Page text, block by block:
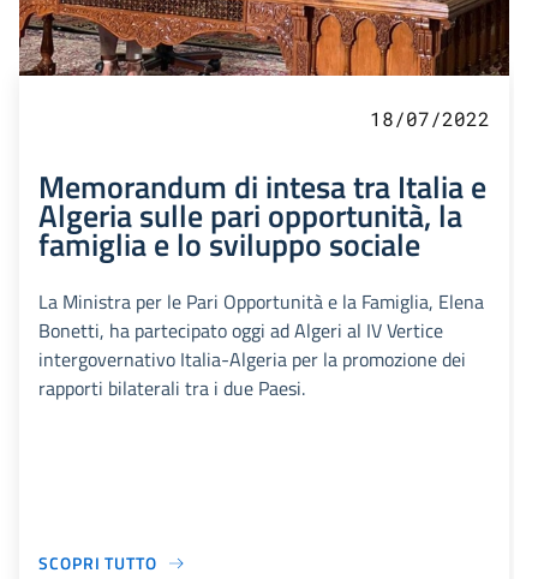
18/07/2022
Memorandum di intesa tra Italia e
Algeria sulle pari opportunità, la
famiglia e lo sviluppo sociale
La Ministra per le Pari Opportunità e la Famiglia, Elena
Bonetti, ha partecipato oggi ad Algeri al IV Vertice
intergovernativo Italia-Algeria per la promozione dei
rapporti bilaterali tra i due Paesi.
SCOPRI TUTTO